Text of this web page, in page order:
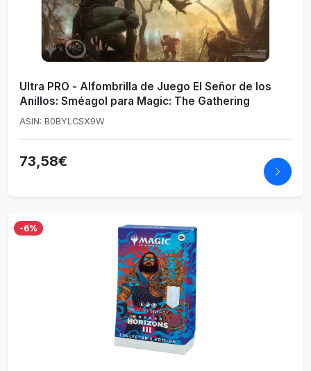
Ultra PRO - Alfombrilla de Juego El Señor de los
Anillos: Sméagol para Magic: The Gathering
ASIN: B0BYLCSX9W
73,58€
-6%